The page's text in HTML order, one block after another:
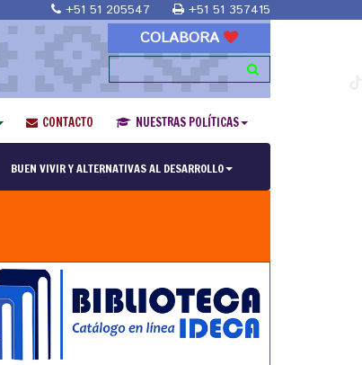
+51 51 205547 +51 51 357415
COLABORA
CONTACTO NUESTRAS POLÍTICAS
BUEN VIVIR Y ALTERNATIVAS AL DESARROLLO